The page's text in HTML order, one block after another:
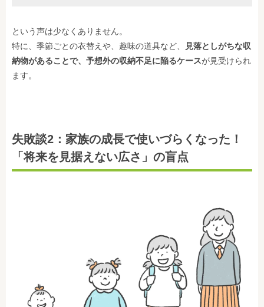
という声は少なくありません。
特に、季節ごとの衣替えや、趣味の道具など、
見落としがちな収
納物があることで、予想外の収納不足に陥るケースが見受けられ
ます。
失敗談2：家族の成長で使いづらくなった！
「将来を見据えない広さ」の盲点